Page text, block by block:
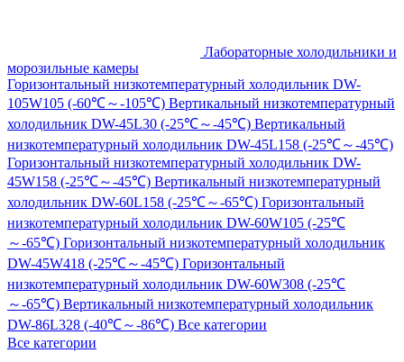
Лабораторные холодильники и
морозильные камеры
Горизонтальный низкотемпературный холодильник DW-
105W105 (-60℃～-105℃) Вертикальный низкотемпературный
холодильник DW-45L30 (-25℃～-45℃) Вертикальный
низкотемпературный холодильник DW-45L158 (-25℃～-45℃)
Горизонтальный низкотемпературный холодильник DW-
45W158 (-25℃～-45℃) Вертикальный низкотемпературный
холодильник DW-60L158 (-25℃～-65℃) Горизонтальный
низкотемпературный холодильник DW-60W105 (-25℃
～-65℃) Горизонтальный низкотемпературный холодильник
DW-45W418 (-25℃～-45℃) Горизонтальный
низкотемпературный холодильник DW-60W308 (-25℃
～-65℃) Вертикальный низкотемпературный холодильник
DW-86L328 (-40℃～-86℃) Все категории
Все категории